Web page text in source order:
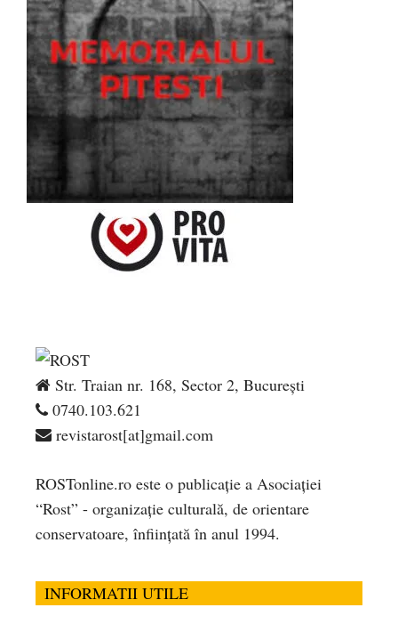
Str. Traian nr. 168, Sector 2, București
0740.103.621
revistarost[at]gmail.com
ROSTonline.ro este o publicaţie a Asociaţiei
“Rost” - organizaţie culturală, de orientare
conservatoare, înfiinţată în anul 1994.
INFORMATII UTILE